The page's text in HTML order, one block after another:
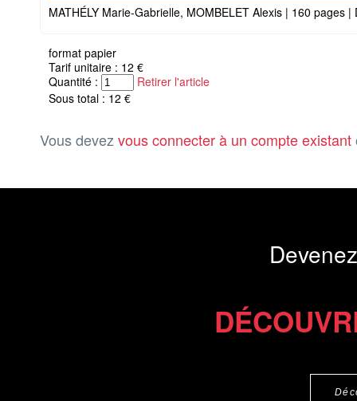
MATHÉLY Marie-Gabrielle, MOMBELET Alexis | 160 pages |
format papier
Tarif unitaire : 12 €
Quantité :
Retirer l'article
Sous total : 12 €
Vous devez vous connecter à un compte existant